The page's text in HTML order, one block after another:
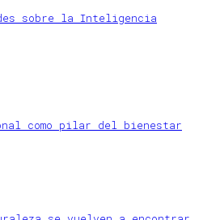
sobre la Inteligencia
como pilar del bienestar